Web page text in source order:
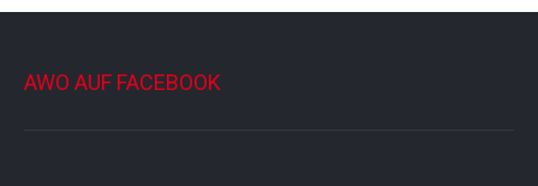
AWO AUF FACEBOOK